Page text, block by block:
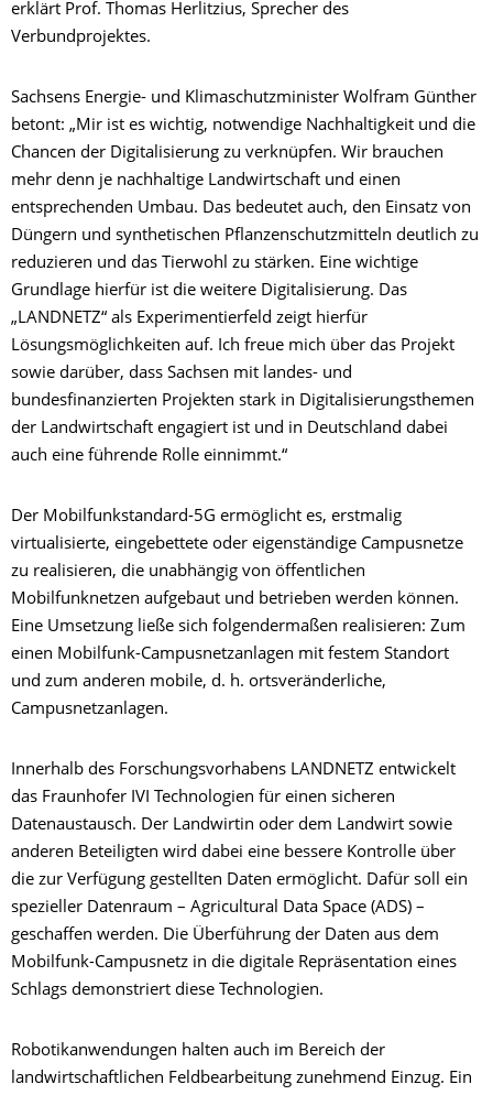
erklärt Prof. Thomas Herlitzius, Sprecher des
Verbundprojektes.
Sachsens Energie- und Klimaschutzminister Wolfram Günther
betont: „Mir ist es wichtig, notwendige Nachhaltigkeit und die
Chancen der Digitalisierung zu verknüpfen. Wir brauchen
mehr denn je nachhaltige Landwirtschaft und einen
entsprechenden Umbau. Das bedeutet auch, den Einsatz von
Düngern und synthetischen Pflanzenschutzmitteln deutlich zu
reduzieren und das Tierwohl zu stärken. Eine wichtige
Grundlage hierfür ist die weitere Digitalisierung. Das
„LANDNETZ“ als Experimentierfeld zeigt hierfür
Lösungsmöglichkeiten auf. Ich freue mich über das Projekt
sowie darüber, dass Sachsen mit landes- und
bundesfinanzierten Projekten stark in Digitalisierungsthemen
der Landwirtschaft engagiert ist und in Deutschland dabei
auch eine führende Rolle einnimmt.“
Der Mobilfunkstandard-5G ermöglicht es, erstmalig
virtualisierte, eingebettete oder eigenständige Campusnetze
zu realisieren, die unabhängig von öffentlichen
Mobilfunknetzen aufgebaut und betrieben werden können.
Eine Umsetzung ließe sich folgendermaßen realisieren: Zum
einen Mobilfunk-Campusnetzanlagen mit festem Standort
und zum anderen mobile, d. h. ortsveränderliche,
Campusnetzanlagen.
Innerhalb des Forschungsvorhabens LANDNETZ entwickelt
das Fraunhofer IVI Technologien für einen sicheren
Datenaustausch. Der Landwirtin oder dem Landwirt sowie
anderen Beteiligten wird dabei eine bessere Kontrolle über
die zur Verfügung gestellten Daten ermöglicht. Dafür soll ein
spezieller Datenraum – Agricultural Data Space (ADS) –
geschaffen werden. Die Überführung der Daten aus dem
Mobilfunk-Campusnetz in die digitale Repräsentation eines
Schlags demonstriert diese Technologien.
Robotikanwendungen halten auch im Bereich der
landwirtschaftlichen Feldbearbeitung zunehmend Einzug. Ein